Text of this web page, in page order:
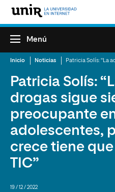
Menú
Inicio Noticias
Patricia Solís:
drogas sigue
preocupante
adolescentes,
crece tiene
TIC”
19 / 12 / 2022